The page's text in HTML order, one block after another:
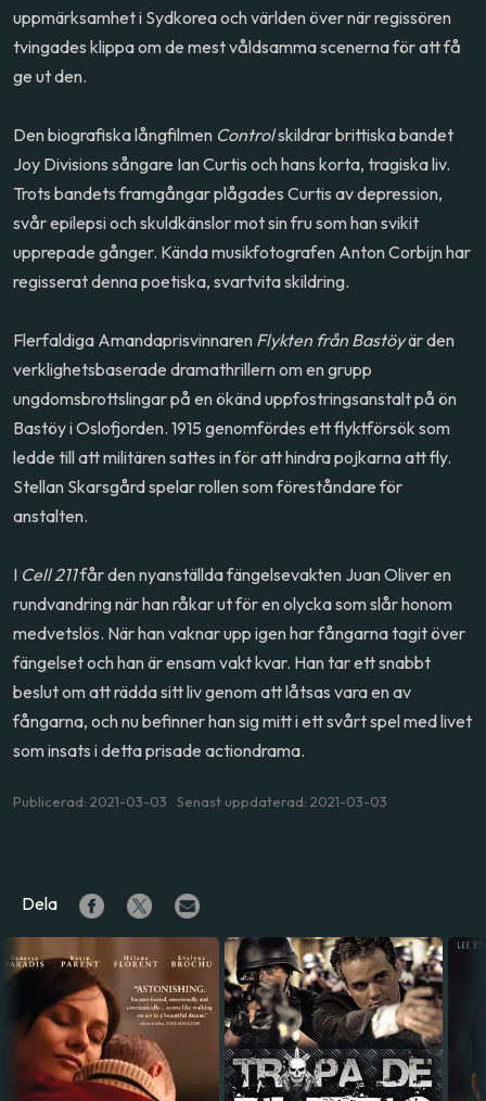
uppmärksamhet i Sydkorea och världen över när regissören
tvingades klippa om de mest våldsamma scenerna för att få
ge ut den.
Den biografiska långfilmen Controlskildrar brittiska bandet
Joy Divisions sångare Ian Curtis och hans korta, tragiska liv.
Trots bandets framgångar plågades Curtis av depression,
svår epilepsi och skuldkänslor mot sin fru som han svikit
upprepade gånger. Kända musikfotografen Anton Corbijn har
regisserat denna poetiska, svartvita skildring.
Flerfaldiga Amandaprisvinnaren Flykten från Bastöyär den
verklighetsbaserade dramathrillern om en grupp
ungdomsbrottslingar på en ökänd uppfostringsanstalt på ön
Bastöy i Oslofjorden. 1915 genomfördes ett flyktförsök som
ledde till att militären sattes in för att hindra pojkarna att fly.
Stellan Skarsgård spelar rollen som föreståndare för
anstalten.
I Cell 211får den nyanställda fängelsevakten Juan Oliver en
rundvandring när han råkar ut för en olycka som slår honom
medvetslös. När han vaknar upp igen har fångarna tagit över
fängelset och han är ensam vakt kvar. Han tar ett snabbt
beslut om att rädda sitt liv genom att låtsas vara en av
fångarna, och nu befinner han sig mitt i ett svårt spel med livet
som insats i detta prisade actiondrama.
Publicerad: 2021-03-03 Senast uppdaterad: 2021-03-03
Dela